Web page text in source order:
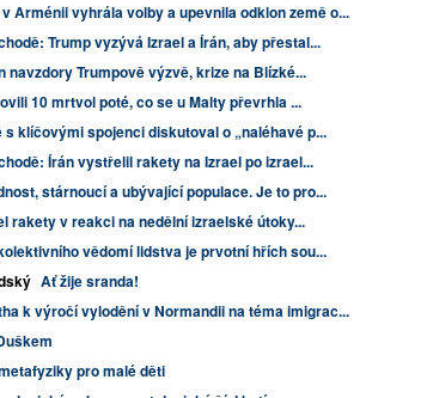
Arménii vyhrála volby a upevnila odklon země o...
Trump vyzývá Izrael a Írán, aby přestal...
navzdory Trumpově výzvě, krize na Blízké...
10 mrtvol poté, co se u Malty převrhla ...
klíčovými spojenci diskutoval o „naléhavé p...
Írán vystřelil rakety na Izrael po izrael...
stárnoucí a ubývající populace. Je to pro...
rakety v reakci na nedělní izraelské útoky...
vědomí lidstva je prvotní hřích sou...
Ať žije sranda!
k výročí vylodění v Normandii na téma imigrac...
pro malé děti